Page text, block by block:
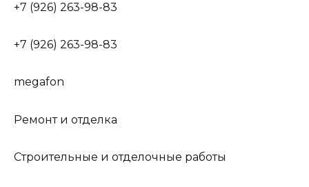
+7 (926) 263-98-83
+7 (926) 263-98-83
megafon
Ремонт и отделка
Строительные и отделочные работы